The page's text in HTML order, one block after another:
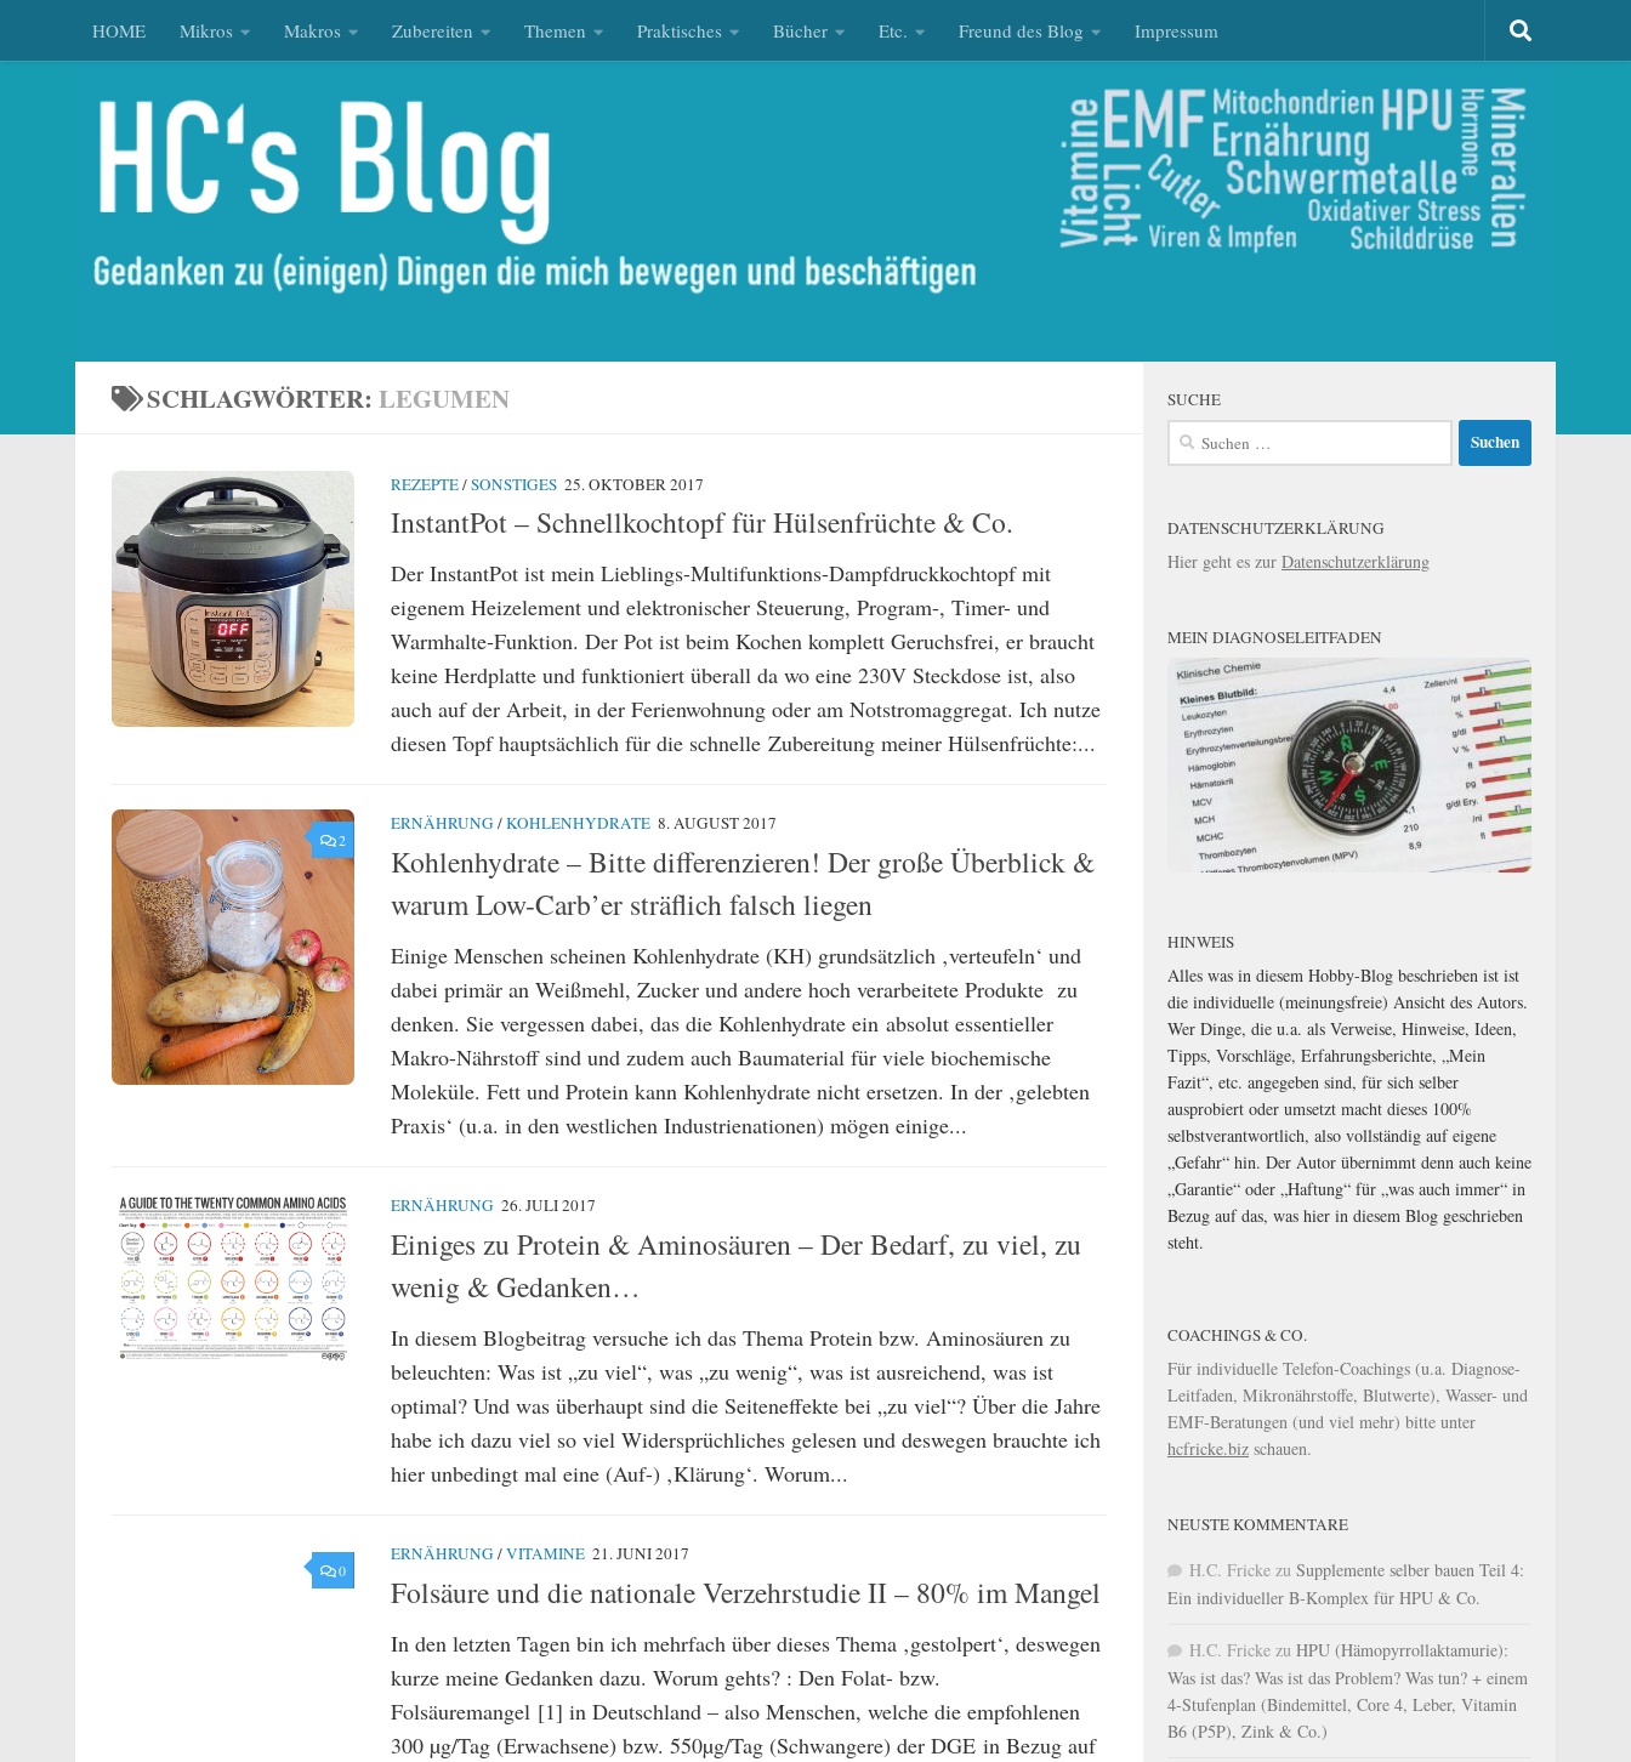
Zum Inhalt springen
HOME Mikros Makros Zubereiten Themen Praktisches Bücher Etc. Freund des Blog Impressum
SCHLAGWÖRTER: LEGUMEN
REZEPTE/SONSTIGES 25. OKTOBER 2017
InstantPot – Schnellkochtopf für Hülsenfrüchte & Co.
Der InstantPot ist mein Lieblings-Multifunktions-Dampfdruckkochtopf mit
eigenem Heizelement und elektronischer Steuerung, Program-, Timer- und
Warmhalte-Funktion. Der Pot ist beim Kochen komplett Geruchsfrei, er braucht
keine Herdplatte und funktioniert überall da wo eine 230V Steckdose ist, also
auch auf der Arbeit, in der Ferienwohnung oder am Notstromaggregat. Ich nutze
diesen Topf hauptsächlich für die schnelle Zubereitung meiner Hülsenfrüchte:...
2
ERNÄHRUNG /KOHLENHYDRATE 8. AUGUST 2017
Kohlenhydrate – Bitte differenzieren! Der große Überblick &
warum Low-Carb’er sträflich falsch liegen
Einige Menschen scheinen Kohlenhydrate (KH) grundsätzlich ‚verteufeln‘ und
dabei primär an Weißmehl, Zucker und andere hoch verarbeitete Produkte zu
denken. Sie vergessen dabei, das die Kohlenhydrate ein absolut essentieller
Makro-Nährstoff sind und zudem auch Baumaterial für viele biochemische
Moleküle. Fett und Protein kann Kohlenhydrate nicht ersetzen. In der ‚gelebten
Praxis‘ (u.a. in den westlichen Industrienationen) mögen einige...
ERNÄHRUNG 26. JULI 2017
Einiges zu Protein & Aminosäuren – Der Bedarf, zu viel, zu
wenig & Gedanken…
In diesem Blogbeitrag versuche ich das Thema Protein bzw. Aminosäuren zu
beleuchten: Was ist „zu viel“, was „zu wenig“, was ist ausreichend, was ist
optimal? Und was überhaupt sind die Seiteneffekte bei „zu viel“? Über die Jahre
habe ich dazu viel so viel Widersprüchliches gelesen und deswegen brauchte ich
hier unbedingt mal eine (Auf-) ‚Klärung‘. Worum...
0
ERNÄHRUNG /VITAMINE 21. JUNI 2017
Folsäure und die nationale Verzehrstudie II – 80% im Mangel
In den letzten Tagen bin ich mehrfach über dieses Thema ‚gestolpert‘, deswegen
kurze meine Gedanken dazu. Worum gehts? : Den Folat- bzw.
Folsäuremangel [1] in Deutschland – also Menschen, welche die empfohlenen
300 µg/Tag (Erwachsene) bzw. 550µg/Tag (Schwangere) der DGE in Bezug auf
SUCHE
Suchen
DATENSCHUTZERKLÄRUNG
Hier geht es zur Datenschutzerklärung
MEIN DIAGNOSELEITFADEN
HINWEIS
Alles was in diesem Hobby-Blog beschrieben ist ist
die individuelle (meinungsfreie) Ansicht des Autors.
Wer Dinge, die u.a. als Verweise, Hinweise, Ideen,
Tipps, Vorschläge, Erfahrungsberichte, „Mein
Fazit“, etc. angegeben sind, für sich selber
ausprobiert oder umsetzt macht dieses 100%
selbstverantwortlich, also vollständig auf eigene
„Gefahr“ hin. Der Autor übernimmt denn auch keine
„Garantie“ oder „Haftung“ für „was auch immer“ in
Bezug auf das, was hier in diesem Blog geschrieben
steht.
COACHINGS & CO.
Für individuelle Telefon-Coachings (u.a. Diagnose-
Leitfaden, Mikronährstoffe, Blutwerte), Wasser- und
EMF-Beratungen (und viel mehr) bitte unter
hcfricke.biz schauen.
NEUSTE KOMMENTARE
H.C. Fricke zu Supplemente selber bauen Teil 4:
Ein individueller B-Komplex für HPU & Co.
H.C. Fricke zu HPU (Hämopyrrollaktamurie):
Was ist das? Was ist das Problem? Was tun? + einem
4-Stufenplan (Bindemittel, Core 4, Leber, Vitamin
B6 (P5P), Zink & Co.)